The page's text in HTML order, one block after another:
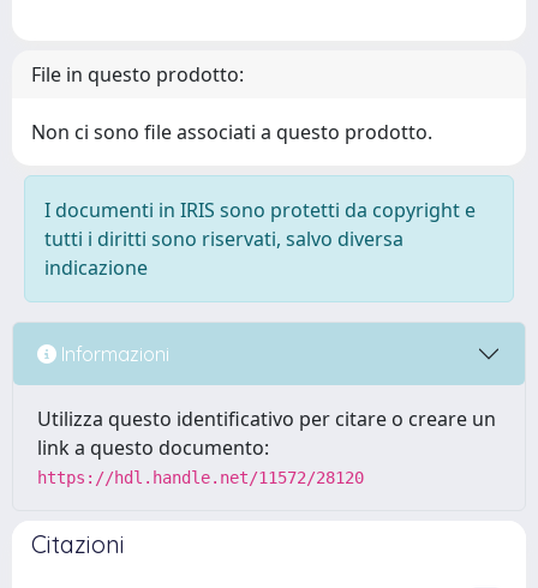
File in questo prodotto:
Non ci sono file associati a questo prodotto.
I documenti in IRIS sono protetti da copyright e
tutti i diritti sono riservati, salvo diversa
indicazione
Informazioni
Utilizza questo identificativo per citare o creare un
link a questo documento:
https://hdl.handle.net/11572/28120
Citazioni